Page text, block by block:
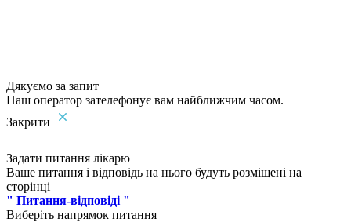
Дякуємо за запит
Наш оператор зателефонує вам найближчим часом.
Закрити
Задати питання лікарю
Ваше питання і відповідь на нього будуть розміщені на
сторінці
" Питання-відповіді "
Виберіть напрямок питання